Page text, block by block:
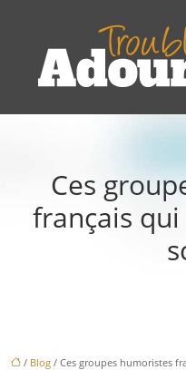
Ces
français
/ Blog / Ces groupes humoristes